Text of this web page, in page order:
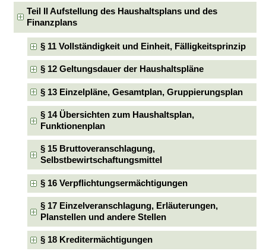
Teil II Aufstellung des Haushaltsplans und des
Finanzplans
§ 11 Vollständigkeit und Einheit, Fälligkeitsprinzip
§ 12 Geltungsdauer der Haushaltspläne
§ 13 Einzelpläne, Gesamtplan, Gruppierungsplan
§ 14 Übersichten zum Haushaltsplan,
Funktionenplan
§ 15 Bruttoveranschlagung,
Selbstbewirtschaftungsmittel
§ 16 Verpflichtungsermächtigungen
§ 17 Einzelveranschlagung, Erläuterungen,
Planstellen und andere Stellen
§ 18 Kreditermächtigungen